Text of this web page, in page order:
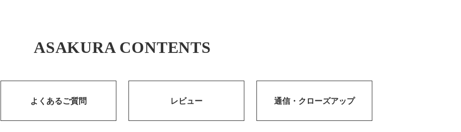
ASAKURA CONTENTS
よくあるご質問 レビュー 通信・ クローズアップ